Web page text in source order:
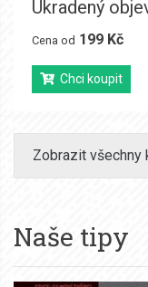
Ukradený
Cena od 199 Kč
Chci koupit
Zobrazit všechny
Naše tipy